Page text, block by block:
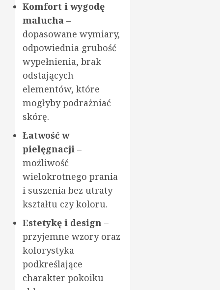
Komfort i wygodę
malucha –
dopasowane wymiary,
odpowiednia grubość
wypełnienia, brak
odstających
elementów, które
mogłyby podrażniać
skórę.
Łatwość w
pielęgnacji –
możliwość
wielokrotnego prania
i suszenia bez utraty
kształtu czy koloru.
Estetykę i design –
przyjemne wzory oraz
kolorystyka
podkreślające
charakter pokoiku